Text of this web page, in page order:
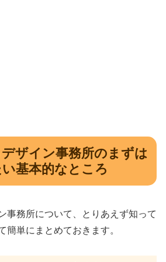
ザイン事務所のまずは
基本的なところ
事務所について、とりあえず知って
簡単にまとめておきます。